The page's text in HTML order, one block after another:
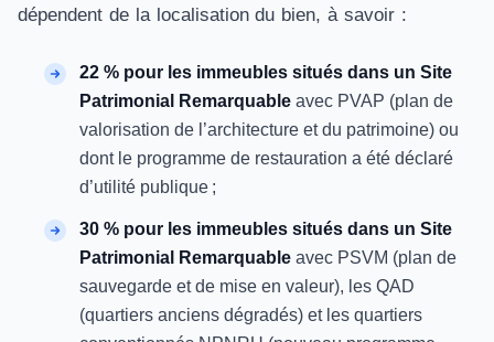
dépendent de la localisation du bien, à savoir :
22 % pour les immeubles situés dans un Site
Patrimonial Remarquable avec PVAP (plan de
valorisation de l’architecture et du patrimoine) ou
dont le programme de restauration a été déclaré
d’utilité publique ;
30 % pour les immeubles situés dans un Site
Patrimonial Remarquable avec PSVM (plan de
sauvegarde et de mise en valeur), les QAD
(quartiers anciens dégradés) et les quartiers